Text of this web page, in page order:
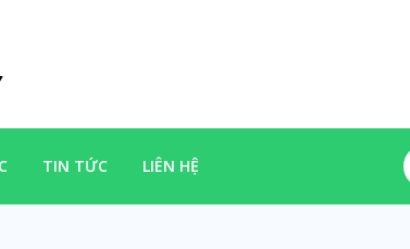
TIN TỨC LIÊN HỆ